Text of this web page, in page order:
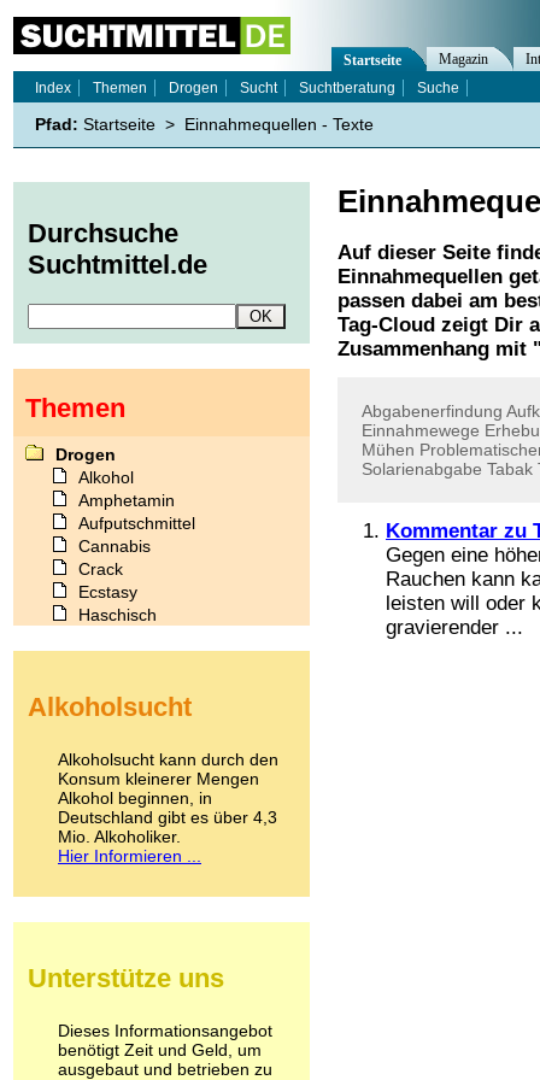
Auf dieser Seite
Einnahmequellen
passen dabei am
Tag-Cloud zeigt Dir
Zusammenhang mit
Abgabenerfindung
Einnahmewege
Mühen
Solarienabgabe Tabak
Kommentar zu
Gegen eine
Rauchen kann
leisten will oder
gravierender ...
Startseite Magazin
Index
Themen Drogen Sucht Suchtberatung Suche
Pfad: Startseite > Einnahmequellen - Texte
Durchsuche
Suchtmittel.de
Themen
Drogen
Alkohol
Amphetamin
Aufputschmittel
Cannabis
Crack
Ecstasy
Haschisch
Kokain
LSD
Marihuana
Medikamente
Meskalin
Metamphetamin
Methadon
Pilze
Psychopharmaka
Schlafmittel
Schmerzmittel
Alkoholsucht
Alkoholsucht kann durch den
Konsum kleinerer Mengen
Alkohol beginnen, in
Deutschland gibt es über 4,3
Mio. Alkoholiker.
Hier Informieren ...
Unterstütze uns
Dieses Informationsangebot
benötigt Zeit und Geld, um
ausgebaut und betrieben zu